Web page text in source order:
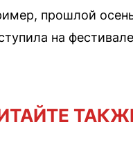
прошлой
на